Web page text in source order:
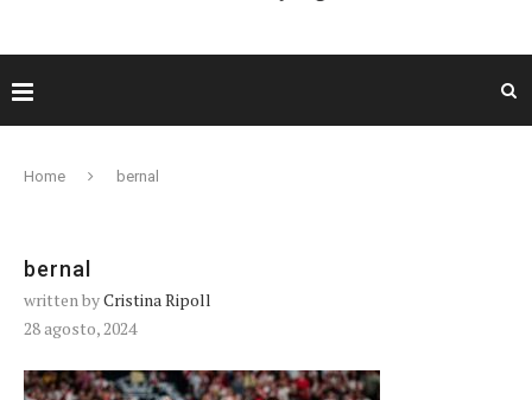
Home bernal
bernal
written byCristina Ripoll
28 agosto, 2024